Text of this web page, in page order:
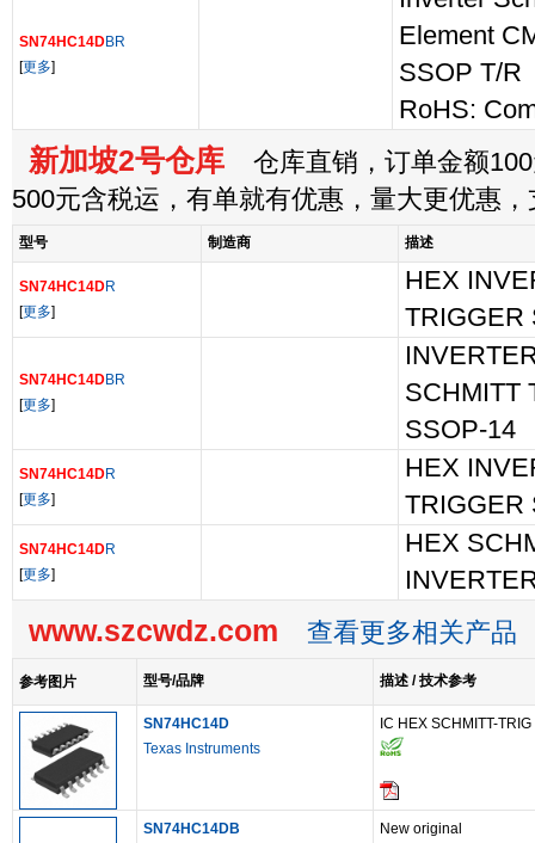
SN74HC14DBR
[更多]
Element
SSOP T/R
RoHS:
新加坡2号仓库 仓库直销，订单金额
500元含税运，有单就有优惠，量大更优惠
型号 制造商 描述
SN74HC14DR
[更多]
HEX
TRIGGER
SN74HC14DBR
[更多]
SCHMITT
SSOP-14
SN74HC14DR
[更多]
HEX
TRIGGER
SN74HC14DR
[更多]
HEX
www.szcwdz.com 查看更多相关产品
参考图片 型号/品牌 描述 / 技术参考
SN74HC14D
Texas Instruments
IC HEX SCHMITT-
SN74HC14DB
New original